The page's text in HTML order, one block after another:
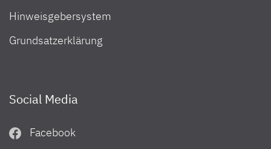
Hinweisgebersystem
Grundsatzerklärung
Social Media
Facebook